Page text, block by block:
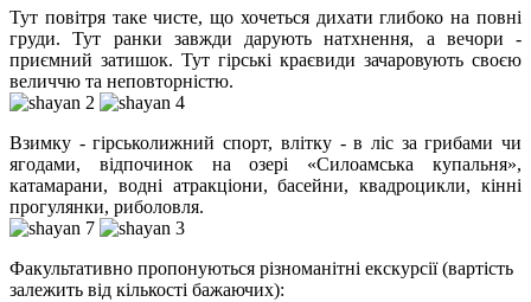
Тут повітря таке чисте, що хочеться дихати глибоко на повні
груди. Тут ранки завжди дарують натхнення, а вечори -
приємний затишок. Тут гірські краєвиди зачаровують своєю
величчю та неповторністю.
Взимку - гірськолижний спорт, влітку - в ліс за грибами чи
ягодами, відпочинок на озері «Силоамська купальня»,
катамарани, водні атракціони, басейни, квадроцикли, кінні
прогулянки, риболовля.
Факультативно пропонуються різноманітні екскурсії (вартість
залежить від кількості бажаючих):